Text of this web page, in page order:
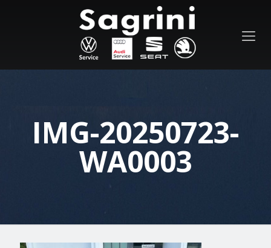
IMG-20250723-
WA0003